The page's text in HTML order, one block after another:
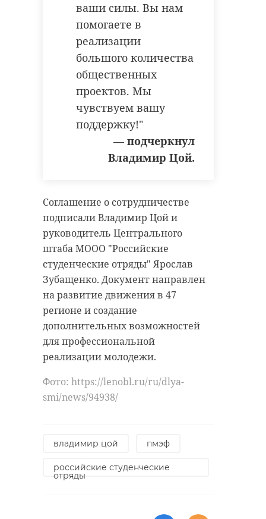
ваши силы. Вы нам
помогаете в
реализации
большого количества
общественных
проектов. Мы
чувствуем вашу
поддержку!"
— подчеркнул
Владимир Цой.
Соглашение о сотрудничестве
подписали Владимир Цой и
руководитель Центрального
штаба МООО "Российские
студенческие отряды" Ярослав
Зубащенко. Документ направлен
на развитие движения в 47
регионе и создание
дополнительных возможностей
для профессиональной
реализации молодежи.
Фото: https://lenobl.ru/ru/dlya-
smi/news/94938/
владимир цой пмэф
российские студенческие
отряды